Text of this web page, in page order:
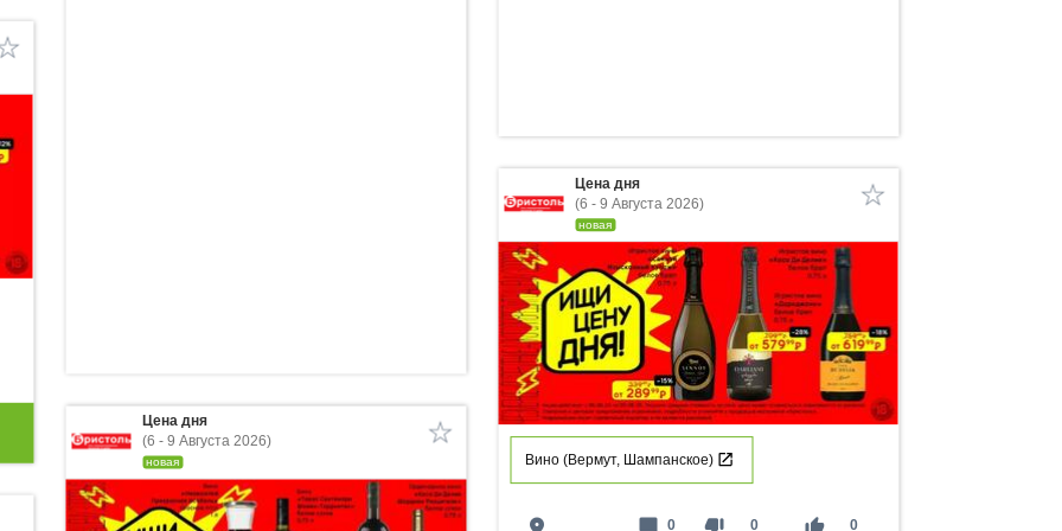
Цена дня
(6 - 9 Августа 2026)
новая
Вино (Вермут, Шампанское)
0 0
0
Цена дня
(6 - 9 Августа 2026)
новая